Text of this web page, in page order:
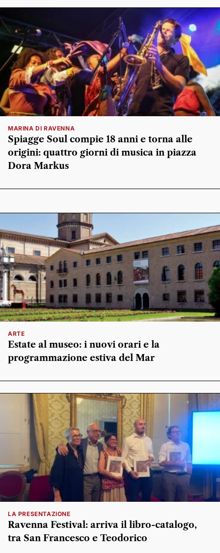
MARINA DI RAVENNA
Spiagge Soul compie 18 anni e torna alle
origini: quattro giorni di musica in piazza
Dora Markus
ARTE
Estate al museo: i nuovi orari e la
programmazione estiva del Mar
LA PRESENTAZIONE
Ravenna Festival: arriva il libro-catalogo,
tra San Francesco e Teodorico